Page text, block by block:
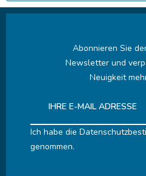
Abonnieren Sie
Newsletter und
Neuigkeit
Ich habe die
genommen.